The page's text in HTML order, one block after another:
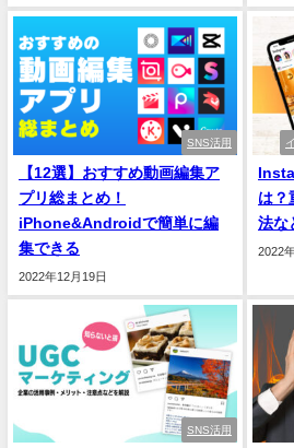
SNS活用
【12選】おすすめ動画編集ア
プリ総まとめ！
iPhone&Androidで簡単に編
集できる
2022年12月19日
は？
法な
2022
SNS活用